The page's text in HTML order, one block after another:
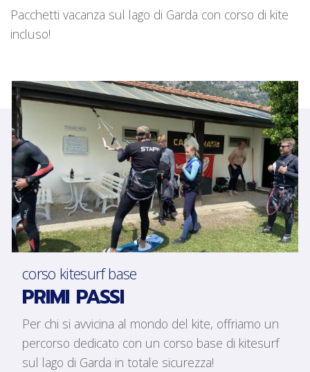
Pacchetti vacanza sul lago di Garda con corso di kite
incluso!
corso kitesurf base
PRIMI PASSI
Per chi si avvicina al mondo del kite, offriamo un
percorso dedicato con un corso base di kitesurf
sul lago di Garda in totale sicurezza!